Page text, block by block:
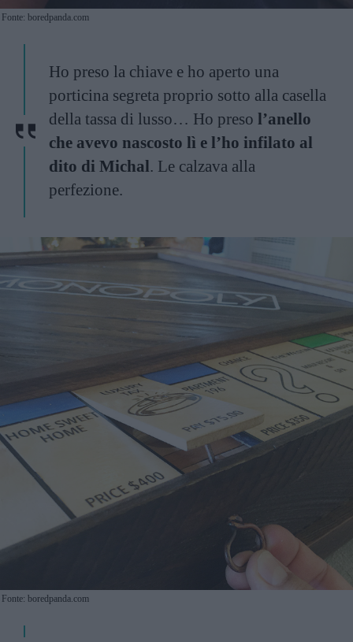
Fonte: boredpanda.com
Ho preso la chiave e ho aperto una
porticina segreta proprio sotto alla casella
della tassa di lusso… Ho preso l’anello
che avevo nascosto lì e l’ho infilato al
dito di Michal. Le calzava alla
perfezione.
Fonte: boredpanda.com